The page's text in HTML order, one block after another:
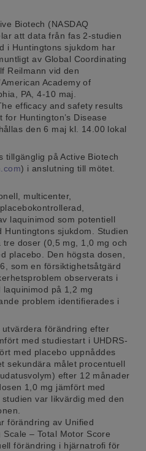
Biotech (NASDAQ
att data från fas 2-studien
i Huntingtons sjukdom har
av Global Coordinating
Reilmann vid den
Academy of
PA, 4-10 maj.
efficacy and safety results
Huntington’s Disease
den 6 maj kl. 14.00 lokal
tillgänglig på Active Biotech
) i anslutning till mötet.
multicenter,
laquinimod som potentiell
sjukdom. Studien
doser (0,5 mg, 1,0 mg och
placebo. Den högsta dosen,
som en försiktighetsåtgärd
observerats i
på 1,2 mg
problem identifierades i
förändring efter
med studiestart i UHDRS-
med placebo uppnåddes
sekundära målet procentuell
efter 12 månader
1,0 mg jämfört med
var likvärdig med den
förändring av Unified
Scale – Total Motor Score
förändring i hjärnatrofi för